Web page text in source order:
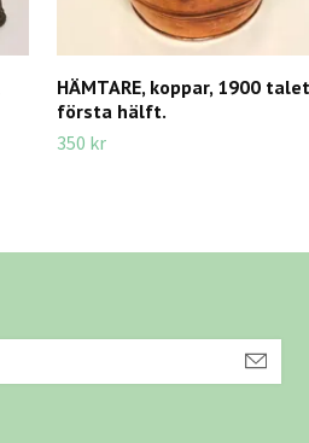
HÄMTARE, koppar, 1900
första hälft.
350 kr